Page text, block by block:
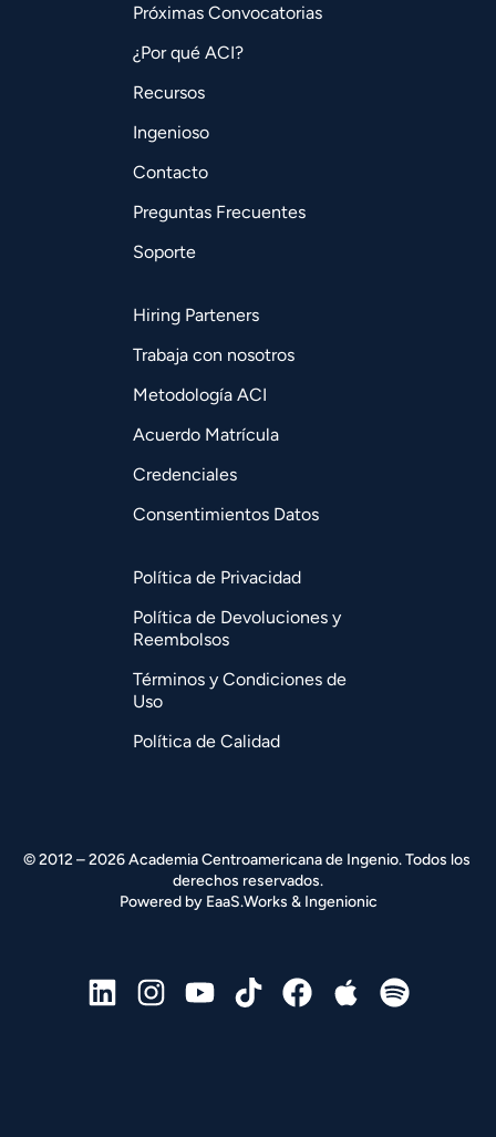
Próximas Convocatorias
¿Por qué ACI?
Recursos
Ingenioso
Contacto
Preguntas Frecuentes
Soporte
Hiring Parteners
Trabaja con nosotros
Metodología ACI
Acuerdo Matrícula
Credenciales
Consentimientos Datos
Política de Privacidad
Política de Devoluciones y
Reembolsos
Términos y Condiciones de
Uso
Política de Calidad
© 2012 – 2026 Academia Centroamericana de Ingenio. Todos los
derechos reservados.
Powered by EaaS.Works & Ingenionic